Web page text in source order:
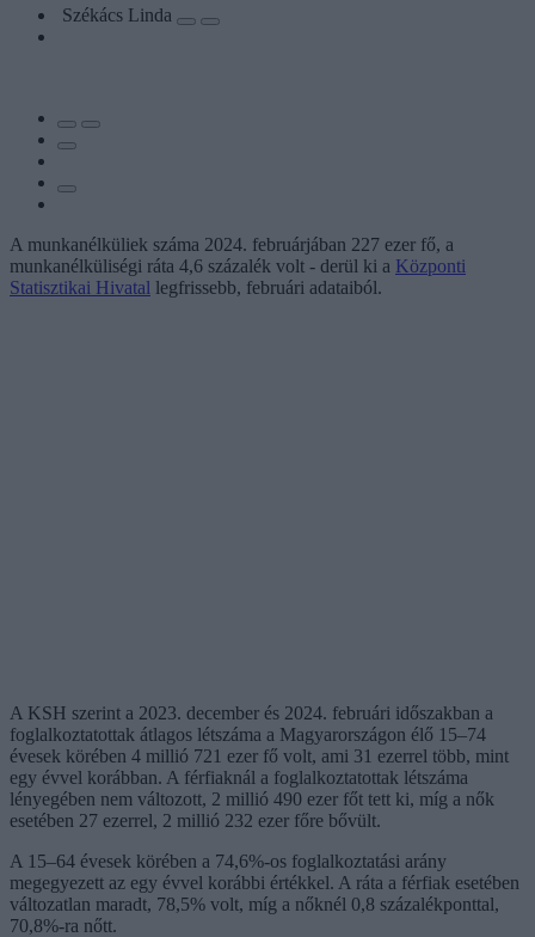
Székács Linda
A munkanélküliek száma 2024. februárjában 227 ezer fő, a
munkanélküliségi ráta 4,6 százalék volt - derül ki a Központi
Statisztikai Hivatal legfrissebb, februári adataiból.
A KSH szerint a 2023. december és 2024. februári időszakban a
foglalkoztatottak átlagos létszáma a Magyarországon élő 15–74
évesek körében 4 millió 721 ezer fő volt, ami 31 ezerrel több, mint
egy évvel korábban. A férfiaknál a foglalkoztatottak létszáma
lényegében nem változott, 2 millió 490 ezer főt tett ki, míg a nők
esetében 27 ezerrel, 2 millió 232 ezer főre bővült.
A 15–64 évesek körében a 74,6%-os foglalkoztatási arány
megegyezett az egy évvel korábbi értékkel. A ráta a férfiak esetében
változatlan maradt, 78,5% volt, míg a nőknél 0,8 százalékponttal,
70,8%-ra nőtt.